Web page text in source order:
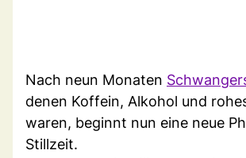
Nach neun Monaten
denen Koffein, Alkohol und
waren, beginnt nun eine neue
Stillzeit.